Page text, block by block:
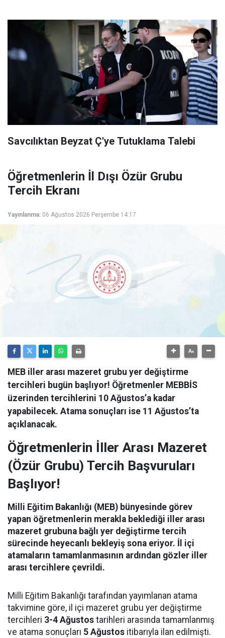
Savcılıktan Beyzat Ç'ye Tutuklama Talebi
Öğretmenlerin İl Dışı Özür Grubu
Tercih Ekranı
Yayınlanma: 06 Ağustos 2026 Perşembe 14:17
MEB iller arası mazeret grubu yer değiştirme
tercihleri bugün başlıyor! Öğretmenler MEBBİS
üzerinden tercihlerini 10 Ağustos’a kadar
yapabilecek. Atama sonuçları ise 11 Ağustos’ta
açıklanacak.
Öğretmenlerin İller Arası Mazeret
(Özür Grubu) Tercih Başvuruları
Başlıyor!
Milli Eğitim Bakanlığı (MEB) bünyesinde görev
yapan öğretmenlerin merakla beklediği iller arası
mazeret grubuna bağlı yer değiştirme tercih
sürecinde heyecanlı bekleyiş sona eriyor. İl içi
atamaların tamamlanmasının ardından gözler iller
arası tercihlere çevrildi.
Milli Eğitim Bakanlığı tarafından yayımlanan atama
takvimine göre, il içi mazeret grubu yer değiştirme
tercihleri 3-4 Ağustos tarihleri arasında tamamlanmış
ve atama sonuçları 5 Ağustos itibarıyla ilan edilmişti.